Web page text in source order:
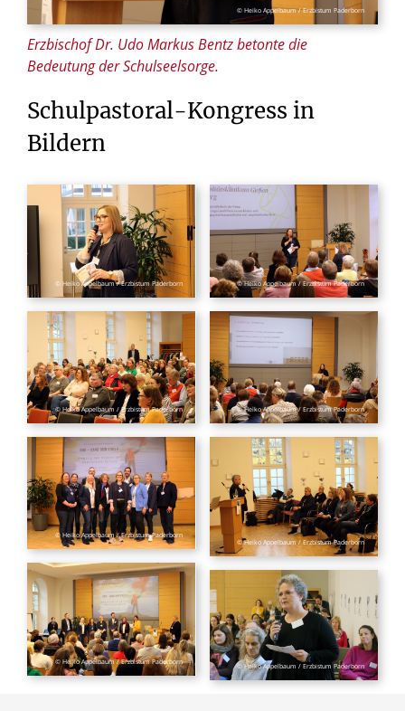
© Heiko Appelbaum / Erzbistum Paderborn
Erzbischof Dr. Udo Markus Bentz betonte die
Bedeutung der Schulseelsorge.
Schulpastoral-Kongress in
Bildern
© Heiko Appelbaum / Erzbistum Paderborn © Heiko Appelbaum / Erzbistum Paderborn
© Heiko Appelbaum / Erzbistum Paderborn © Heiko Appelbaum / Erzbistum Paderborn
© Heiko Appelbaum / Erzbistum Paderborn
© Heiko Appelbaum / Erzbistum Paderborn
© Heiko Appelbaum / Erzbistum Paderborn
© Heiko Appelbaum / Erzbistum Paderborn